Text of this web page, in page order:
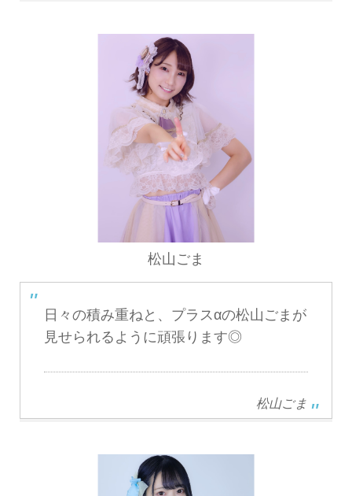
松山ごま
日々の積み重ねと、プラスαの松山ごまが
見せられるように頑張ります◎
松山ごま